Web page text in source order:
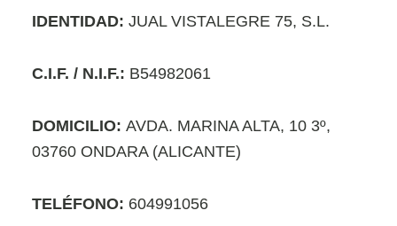
IDENTIDAD: JUAL VISTALEGRE 75, S.L.
C.I.F. / N.I.F.: B54982061
DOMICILIO: AVDA. MARINA ALTA, 10 3º,
03760 ONDARA (ALICANTE)
TELÉFONO: 604991056